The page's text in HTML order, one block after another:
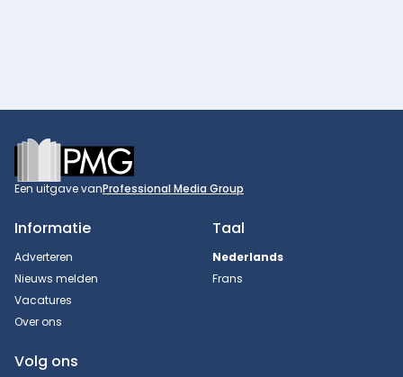
Footer
Een uitgave vanProfessional Media Group
Informatie
Adverteren
Nieuws melden
Vacatures
Over ons
Taal
Nederlands
Frans
Volg ons